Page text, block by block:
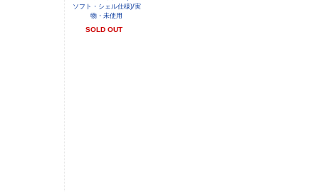
ソフト・シェル仕様)/実
物・未使用
SOLD OUT